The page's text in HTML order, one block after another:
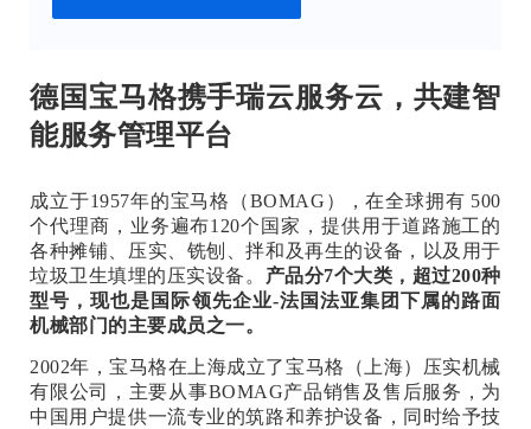
德国宝马格携手瑞云服务云，共建智
能服务管理平台
成立于1957年的宝马格（BOMAG），在全球拥有 500
个代理商，业务遍布120个国家，提供用于道路施工的
各种摊铺、压实、铣刨、拌和及再生的设备，以及用于
垃圾卫生填埋的压实设备。 产品分7个大类，超过200种
型号，现也是国际领先企业-法国法亚集团下属的路面
机械部门的主要成员之一。
2002年，宝马格在上海成立了宝马格（上海）压实机械
有限公司，主要从事BOMAG产品销售及售后服务，为
中国用户提供一流专业的筑路和养护设备，同时给予技